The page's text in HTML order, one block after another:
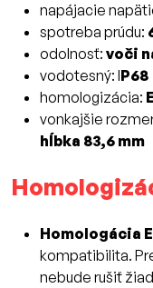
napájacie
spotreba prúdu:
odolnosť: voči
vodotesný: IP68
homologizácia:
vonkajšie
hĺbka 83,6 mm
Homologácia
kompatibilita.
nebude rušiť